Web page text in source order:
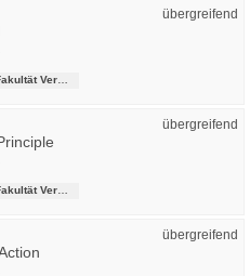
übergreifend
übergreifend
übergreifend